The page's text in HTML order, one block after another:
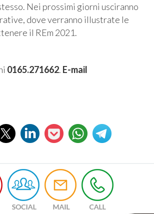
Nei prossimi giorni usciranno
dove verranno illustrate le
il REm 2021.
0165.271662. E-mail